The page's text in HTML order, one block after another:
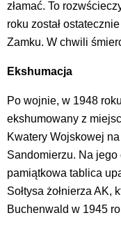
złamać. To
roku został
Zamku. W chwili
Ekshumacja
Po wojnie, w 1948
ekshumowany z
Kwatery Wojskowej
Sandomierzu. Na
pamiątkowa tablica
Sołtysa żołnierza AK,
Buchenwald w 1945